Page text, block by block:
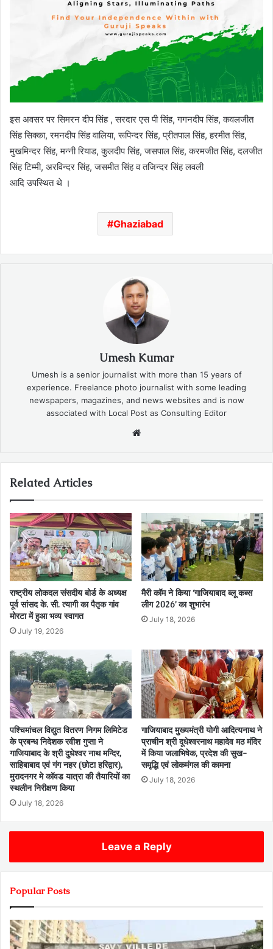
इस अवसर पर सिमरन दीप सिंह , सरदार एस पी सिंह, गगनदीप सिंह, कवलजीत
सिंह सिक्का, रमनदीप सिंह वालिया, रूपिन्दर सिंह, प्रीतपाल सिंह, हरमीत सिंह,
मुखमिन्दर सिंह, मन्नी रियाड, कुलदीप सिंह, जसपाल सिंह, करमजीत सिंह, दलजीत
सिंह टिम्मी, अरविन्दर सिंह, जसमीत सिंह व तजिन्दर सिंह लवली
आदि उपस्थित थे ।
Ghaziabad
Umesh Kumar
Umesh is a senior journalist with more than 15 years of
experience. Freelance photo journalist with some leading
newspapers, magazines, and news websites and is now
associated with Local Post as Consulting Editor
Related Articles
राष्ट्रीय लोकदल संसदीय बोर्ड के अध्यक्ष
पूर्व सांसद के. सी. त्यागी का पैतृक गांव
मोरटा में हुआ भव्य स्वागत
July 19, 2026
मैरी कॉम ने किया ‘गाजियाबाद ब्लू कब्स
लीग 2026’ का शुभारंभ
July 18, 2026
पश्चिमांचल विद्युत वितरण निगम लिमिटेड
के प्रबन्ध निदेशक रवीश गुप्ता ने
गाजियाबाद के श्री दुधेश्वर नाथ मन्दिर,
साहिबाबाद एवं गंग नहर (छोटा हरिद्वार),
मुरादनगर मे कॉवड यात्रा की तैयारियों का
स्थलीन निरीक्षण किया
July 18, 2026
गाजियाबाद मुख्यमंत्री योगी आदित्यनाथ ने
प्राचीन श्री दूधेश्वरनाथ महादेव मठ मंदिर
में किया जलाभिषेक, प्रदेश की सुख-
समृद्धि एवं लोकमंगल की कामना
July 18, 2026
Leave a Reply
Popular Posts